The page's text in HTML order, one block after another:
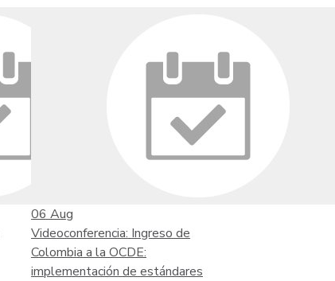
06 Aug
Videoconferencia: Ingreso de
Colombia a la OCDE:
implementación de estándares